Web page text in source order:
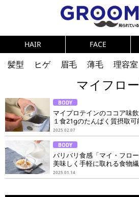
HAIR FACE
髪型 ヒゲ 眉毛 薄毛 理容室
体臭 ニオイ
連
メンズコスメ
NEWS PICK UP
テストステロン
海外セレブ
健康
スキンケア 食事
調査結
トレーニング
好印象な男
頭皮
マイフロ
BODY
マイプロテインのココア味
１食21gのたんぱく質摂取可
2025.02.07
BODY
バリバリ食感「マイ・フロ
美味しく手軽に取れる食物
2025.01.14